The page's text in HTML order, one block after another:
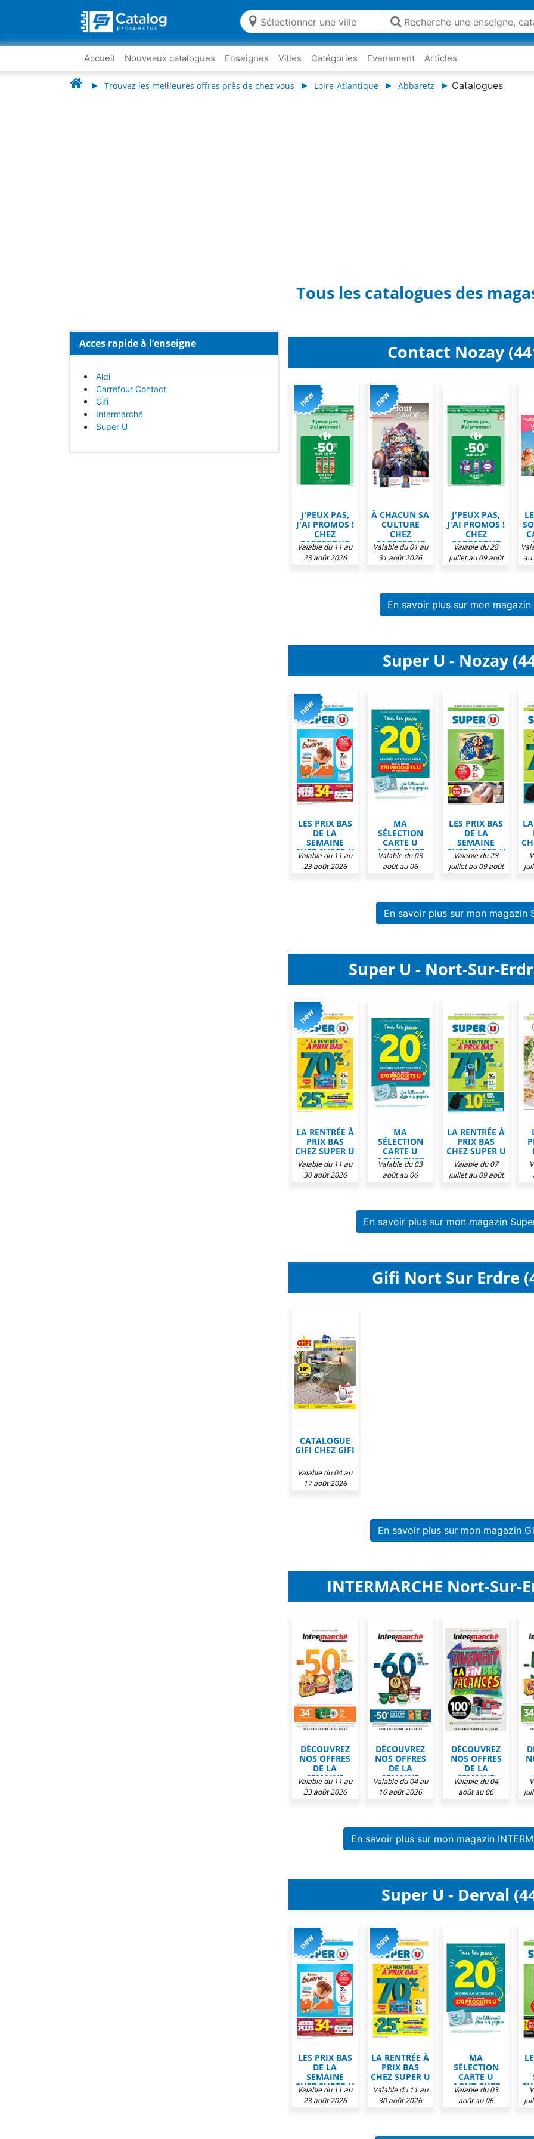
Accueil Nouveaux catalogues Enseignes Villes Catégories Evenement Articles
Trouvez les meilleures offres près de chez vous Loire-Atlantique Abbaretz Catalogues
Acces rapide à l’enseigne
Aldi
Carrefour Contact
Gifi
Intermarché
Super U
Tous les catalogues des
Contact Nozay
J'PEUX PAS,
J'AI PROMOS !
CHEZ
CARREFOUR
CONTACT
Valable du 11 au
23 août 2026
À CHACUN SA
CULTURE
CHEZ
CARREFOUR
CONTACT
Valable du 01 au
31 août 2026
J'PEUX PAS,
J'AI PROMOS !
CHEZ
CARREFOUR
CONTACT
Valable du 28
juillet au 09 août
au
En savoir plus sur mon
Super U - Nozay
LES PRIX BAS
DE LA
SEMAINE
CHEZ SUPER U
Valable du 11 au
23 août 2026
MA
SÉLECTION
CARTE U
AOUT CHEZ
SUPER U
Valable du 03
août au 06
LES PRIX BAS
DE LA
SEMAINE
CHEZ SUPER U
Valable du 28
juillet au 09 août
En savoir plus sur mon magazin
Super U - Nort-Sur-
LA RENTRÉE À
PRIX BAS
CHEZ SUPER U
Valable du 11 au
30 août 2026
MA
SÉLECTION
CARTE U
AOUT CHEZ
SUPER U
Valable du 03
août au 06
LA RENTRÉE À
PRIX BAS
CHEZ SUPER U
Valable du 07
juillet au 09 août
En savoir plus sur mon magazin
Gifi Nort Sur Erdre
CATALOGUE
GIFI CHEZ GIFI
Valable du 04 au
17 août 2026
En savoir plus sur mon magazin
INTERMARCHE Nort-Sur-
DÉCOUVREZ
NOS OFFRES
DE LA
SEMAINE
CHEZ
INTERMARCHÉ
Valable du 11 au
23 août 2026
DÉCOUVREZ
NOS OFFRES
DE LA
SEMAINE
CHEZ
INTERMARCHÉ
Valable du 04 au
16 août 2026
DÉCOUVREZ
NOS OFFRES
DE LA
SEMAINE
CHEZ
INTERMARCHÉ
Valable du 04
août au 06
En savoir plus sur mon magazin
Super U - Derval
LES PRIX BAS
DE LA
SEMAINE
CHEZ SUPER U
Valable du 11 au
23 août 2026
LA RENTRÉE À
PRIX BAS
CHEZ SUPER U
Valable du 11 au
30 août 2026
MA
SÉLECTION
CARTE U
AOUT CHEZ
SUPER U
Valable du 03
août au 06